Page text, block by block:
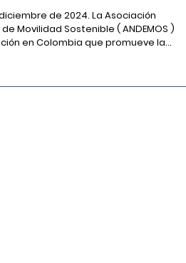
la movilidad sostenible
de 2024. La Asociación
Movilidad Sostenible ( ANDEMOS )
en Colombia que promueve la...